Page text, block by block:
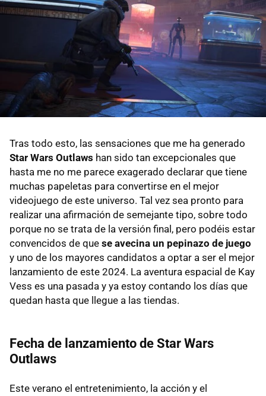
Tras todo esto, las sensaciones que me ha generado
Star Wars Outlaws han sido tan excepcionales que
hasta me no me parece exagerado declarar que tiene
muchas papeletas para convertirse en el mejor
videojuego de este universo. Tal vez sea pronto para
realizar una afirmación de semejante tipo, sobre todo
porque no se trata de la versión final, pero podéis estar
convencidos de que se avecina un pepinazo de juego
y uno de los mayores candidatos a optar a ser el mejor
lanzamiento de este 2024. La aventura espacial de Kay
Vess es una pasada y ya estoy contando los días que
quedan hasta que llegue a las tiendas.
Fecha de lanzamiento de Star Wars
Outlaws
Este verano el entretenimiento, la acción y el